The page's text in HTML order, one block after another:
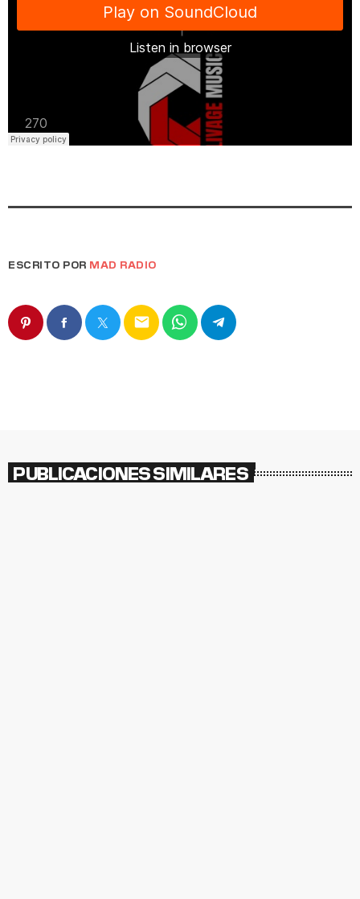
ESCRITO POR MAD RADIO
email
PUBLICACIONES SIMILARES